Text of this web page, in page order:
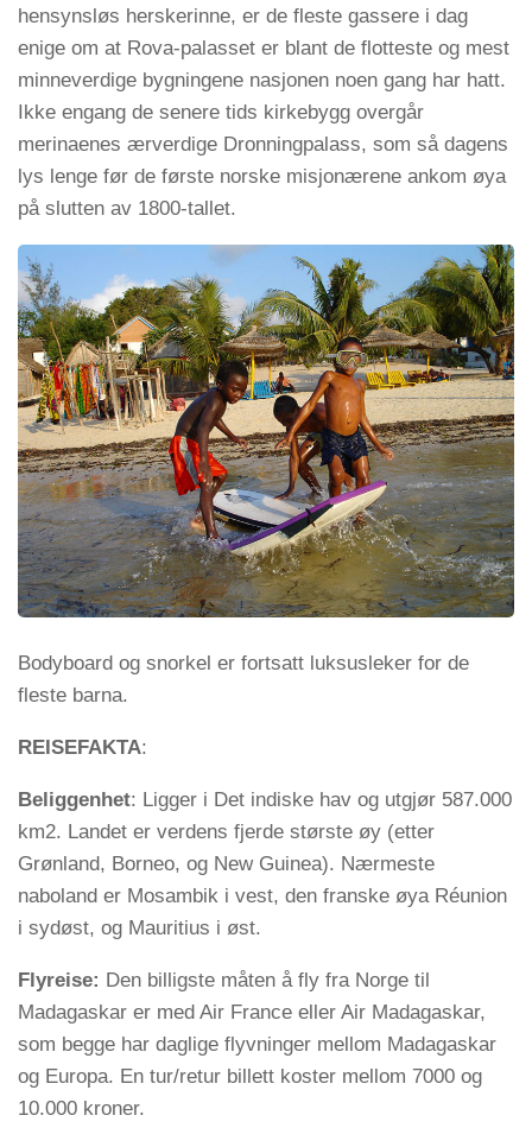
hensynsløs herskerinne, er de fleste gassere i dag
enige om at Rova-palasset er blant de flotteste og mest
minneverdige bygningene nasjonen noen gang har hatt.
Ikke engang de senere tids kirkebygg overgår
merinaenes ærverdige Dronningpalass, som så dagens
lys lenge før de første norske misjonærene ankom øya
på slutten av 1800-tallet.
Bodyboard og snorkel er fortsatt luksusleker for de
fleste barna.
REISEFAKTA:
Beliggenhet: Ligger i Det indiske hav og utgjør 587.000
km2. Landet er verdens fjerde største øy (etter
Grønland, Borneo, og New Guinea). Nærmeste
naboland er Mosambik i vest, den franske øya Réunion
i sydøst, og Mauritius i øst.
Flyreise: Den billigste måten å fly fra Norge til
Madagaskar er med Air France eller Air Madagaskar,
som begge har daglige flyvninger mellom Madagaskar
og Europa. En tur/retur billett koster mellom 7000 og
10.000 kroner.